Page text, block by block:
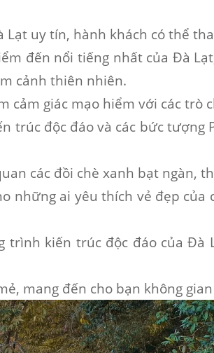
Lạt uy tín, hành khách có thể
đến nổi tiếng nhất của Đà
cảnh thiên nhiên.
cảm giác mạo hiểm với các
trúc độc đáo và các bức
các đồi chè xanh bạt ngàn,
những ai yêu thích vẻ đẹp của
trình kiến trúc độc đáo của
mang đến cho bạn không